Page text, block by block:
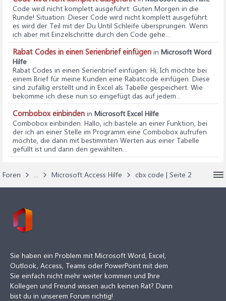
Code wird nicht komplett ausgeführt: Guten Morgen in die
Runde! Situation: Dieser Code wird nicht komplett ausgeführt.
es wird der Teil mit der Du Until Schleife übersprungen. Wenn
ich aber mit Einzelschritte durch den Code gehe...
Rabat Codes in einen Serienbrief einfügen in Microsoft Word
Hilfe
Rabat Codes in einen Serienbrief einfügen: Hi, Ich möchte bei
einem Brief für meine Kunden eine Rabatcode einfügen. Diese
sind zufällig erstellt und in Excel als Tabelle gespeichert. Wie
bekomme ich diese nun so eingefügt das auf jedem...
Combobox einbinden in Microsoft Excel Hilfe
Combobox einbinden: Hallo, ich bastele an einer Funktion, bei
der ich an einer Stelle im Programm eine Combobox aufrufen
möchte, die dann mit bestimmten Werten aus einer Tabelle
gefüllt ist und dann den gewählten...
Foren ... Microsoft Access Hilfe cbx code | Seite 2
Sie haben ein Problem mit Microsoft Word, Excel,
Outlook, Access, Teams oder PowerPoint mit dem
Sie einfach nicht mehr weiter kommen und Ihre
Kollegen und Freund wissen auch keinen Rat? Dann
bist du in unserem Forum richtig!